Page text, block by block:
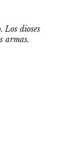
dioses
armas.